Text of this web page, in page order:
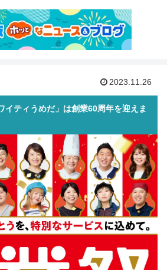
2023.11.26
イティうめだ」は創業60周年を迎えま